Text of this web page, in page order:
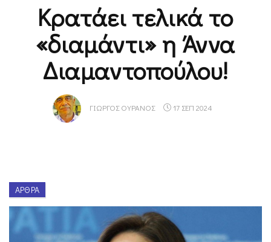
Κρατάει τελικά το
«διαμάντι» η Άννα
Διαμαντοπούλου!
ΓΙΏΡΓΟΣ ΟΥΡΑΝΌΣ 17 ΣΕΠ 2024
ΆΡΘΡΑ